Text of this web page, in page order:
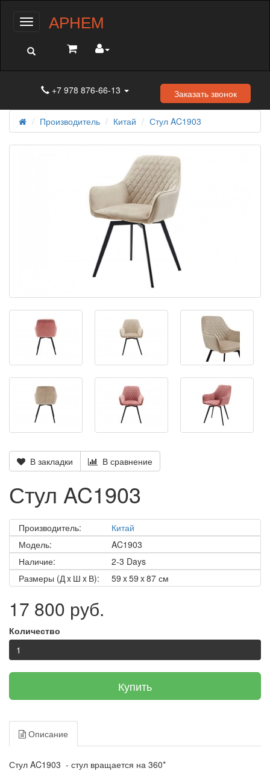
МенюАРНЕМ
+7 978 876-66-13 Заказать звонок
Производитель Китай Стул AC1903
В закладки В сравнение
Стул AC1903
Производитель:
Китай
Модель:
AC1903
Наличие:
2-3 Days
Размеры (Д x Ш x В):
59 x 59 x 87 см
17 800 руб.
Количество
Купить
Описание
Стул AC1903 - стул вращается на 360*